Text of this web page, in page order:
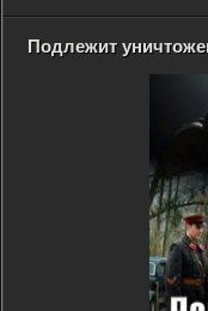
Подлежит